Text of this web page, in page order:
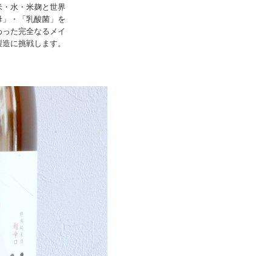
水・米麹と世界
・「乳酸菌」を
た完全なるメイ
に挑戦します。